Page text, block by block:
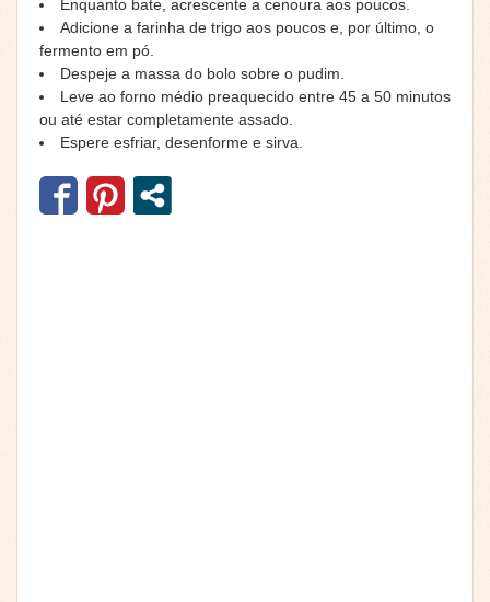
Enquanto bate, acrescente a cenoura aos poucos.
Adicione a farinha de trigo aos poucos e, por último, o
fermento em pó.
Despeje a massa do bolo sobre o pudim.
Leve ao forno médio preaquecido entre 45 a 50 minutos
ou até estar completamente assado.
Espere esfriar, desenforme e sirva.